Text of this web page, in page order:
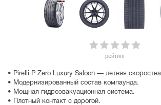
рейтинг
• Pirelli P Zero Luxury Saloon — летняя
• Модернизированный состав компаунда.
• Мощная гидроэвакуационная система.
• Плотный контакт с дорогой.